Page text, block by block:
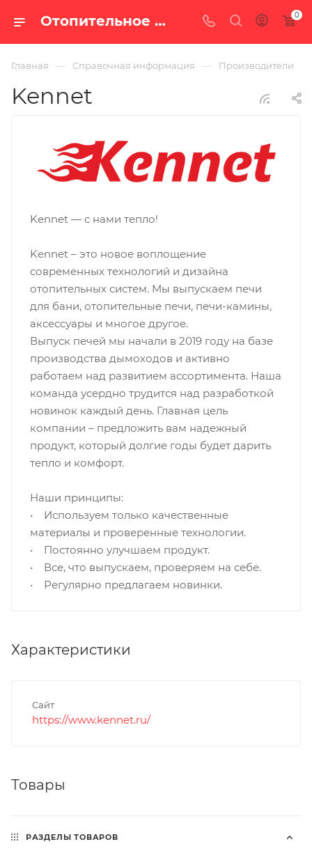
Отопительное оборудование Kennet в Екатеринбурге — каталог производителя | 100 печей 0
Главная — Справочная информация — Производители —
Kennet
Kennet — с нами тепло!
Kennet – это новое воплощение
современных технологий и дизайна
отопительных систем. Мы выпускаем печи
для бани, отопительные печи, печи-камины,
аксессуары и многое другое.
Выпуск печей мы начали в 2019 году на базе
производства дымоходов и активно
работаем над развитием ассортимента. Наша
команда усердно трудится над разработкой
новинок каждый день. Главная цель
компании – предложить вам надежный
продукт, который долгие годы будет дарить
тепло и комфорт.
Наши принципы:
• Используем только качественные
материалы и проверенные технологии.
• Постоянно улучшаем продукт.
• Все, что выпускаем, проверяем на себе.
• Регулярно предлагаем новинки.
Характеристики
Сайт
https://www.kennet.ru/
Товары
РАЗДЕЛЫ ТОВАРОВ